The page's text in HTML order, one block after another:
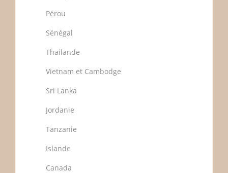
Pérou
Sénégal
Thailande
Vietnam et Cambodge
Sri Lanka
Jordanie
Tanzanie
Islande
Canada